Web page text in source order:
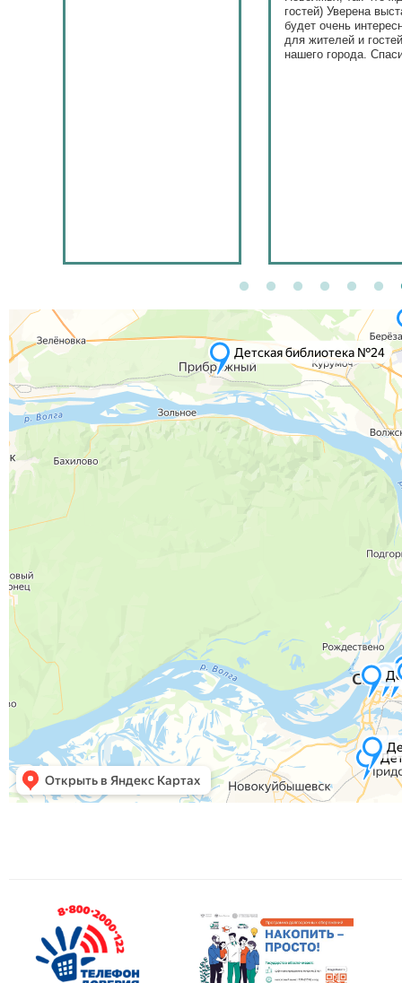
гостей) Уверена
будет очень
для жителей и
нашего города.